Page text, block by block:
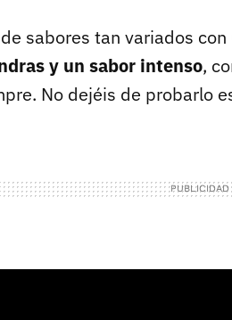
sabores tan variados con
y un sabor intenso,
No dejéis de probarlo